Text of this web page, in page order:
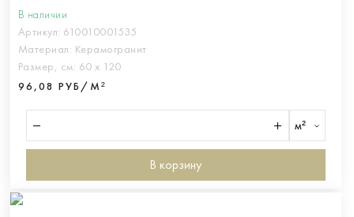
В наличии
Артикул: 610010001535
Материал: Керамогранит
Размер, см: 60 х 120
96,08 РУБ/М²
м²
В корзину